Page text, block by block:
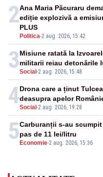
2
Politica-2 aug. 2026, 15:42
Ana Maria Păcuraru
ediție explozivă a
PLUS
3Social -2 aug. 2026, 15:48
Misiune ratată la
militarii reiau detonările
4Social -2 aug. 2026, 19:28
Drona care a ținut
deasupra apelor
5 Economie-2 aug. 2026, 15:36
Carburanții s-au
pas de 11 lei/litru